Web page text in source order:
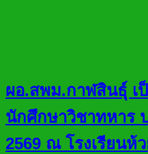
ผอ.สพม.กาฬสินธุ์ เ
นักศึกษาวิชาทหาร
2569 ณ โรงเรียนห้